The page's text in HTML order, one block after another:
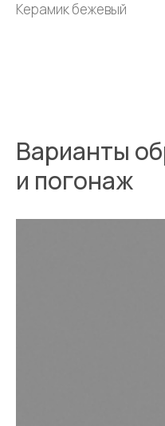
Керамик бежевый
Варианты
и погонаж